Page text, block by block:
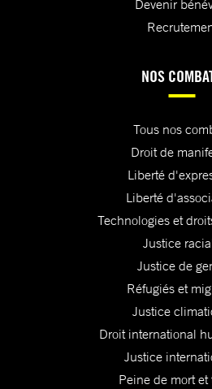
Devenir
NOS
Tous nos
Droit de
Liberté
Liberté
Technologies et
Justice
Justice de
Réfugiés et
Justice
Droit international
Justice
Peine de mort et